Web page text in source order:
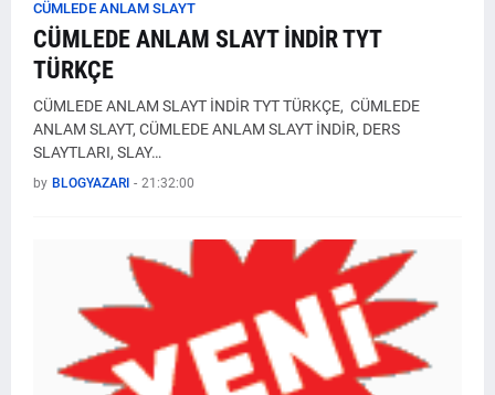
CÜMLEDE ANLAM SLAYT
CÜMLEDE ANLAM SLAYT İNDİR TYT
TÜRKÇE
CÜMLEDE ANLAM SLAYT İNDİR TYT TÜRKÇE, CÜMLEDE
ANLAM SLAYT, CÜMLEDE ANLAM SLAYT İNDİR, DERS
SLAYTLARI, SLAY…
by BLOGYAZARI - 21:32:00